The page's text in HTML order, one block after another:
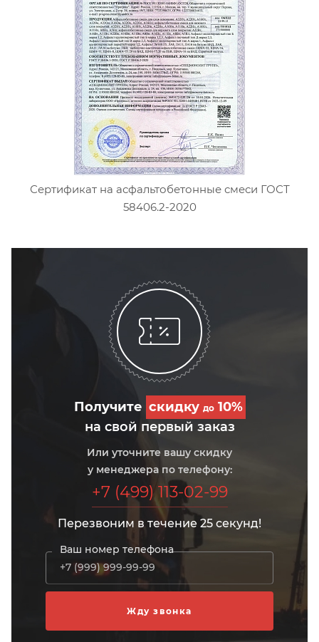
Сертификат на асфальтобетонные смеси ГОСТ
58406.2-2020
Получите скидку до10%
на свой первый заказ
Или уточните вашу скидку
у менеджера по телефону:
+7 (499) 113-02-99
Перезвоним в течение 25 секунд!
Ваш номер телефона